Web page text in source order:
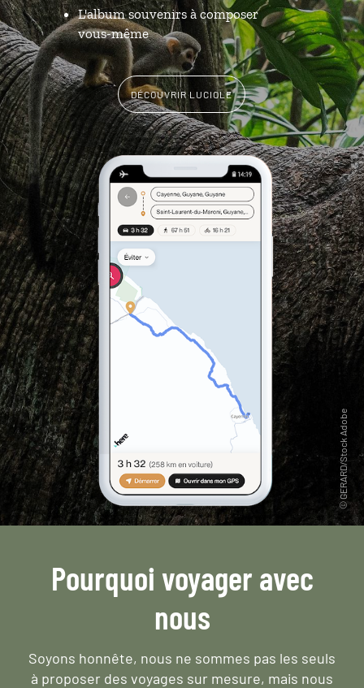
L'album souvenirs à composer
vous-même
DÉCOUVRIR LUCIOLE
Pourquoi voyager avec
nous
Soyons honnête, nous ne sommes pas les seuls
à proposer des voyages sur mesure, mais nous